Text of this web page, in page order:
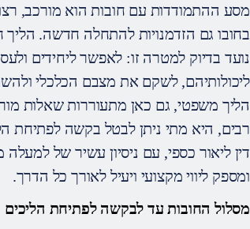
מסע ההתמודדות עם חובות הוא מורכב,
בחובו גם הזדמנויות להתחלה חדשה. הליך
נועד בדיוק למטרה זו: לאפשר ליחידים
ליכולותיהם, לשקם את מצבם הכלכלי
הליך משפטי, גם כאן מתעוררות שאלות
רבים, היא מתי ניתן לבטל בקשה לפתיחת
ומספק ליווי מקצועי ויעיל לאורך כל הדרך.
מסלול החובות עד לבקשה לפתיחת הליכים